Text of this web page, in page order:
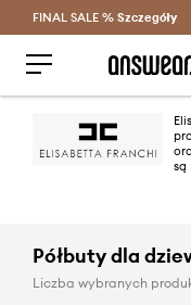
FINAL SALE % Szczegóły
Półbuty dla
Liczba wybranych